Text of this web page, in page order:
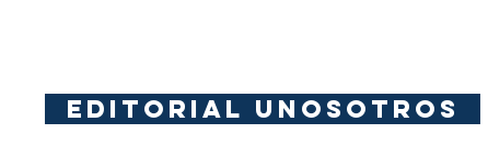
EDITORIAL UnosOtros